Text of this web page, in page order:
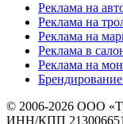
Реклама на
Реклама на
Реклама на
Реклама в
Реклама на
Брендирование
© 2006-2026 ООО
ИНН/КПП